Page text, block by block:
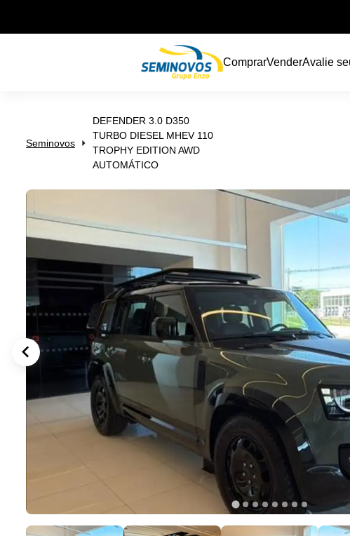
ComprarVenderAvalie
Seminovos
DEFENDER 3.0 D350
TURBO DIESEL MHEV 110
TROPHY EDITION AWD
AUTOMÁTICO